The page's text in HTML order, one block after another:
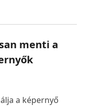
menti a
a képernyő